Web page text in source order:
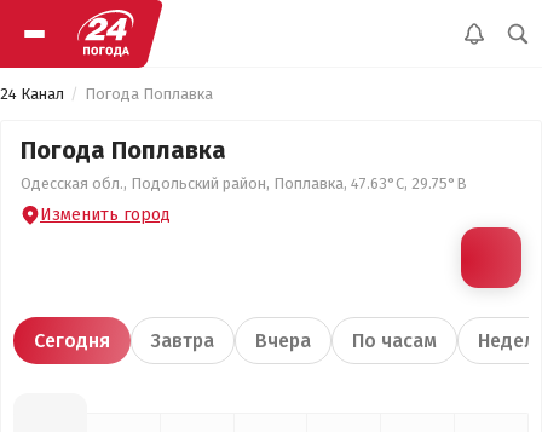
24 Канал Погода Поплавка
Погода Поплавка
Одесская обл., Подольский район, Поплавка, 47.63°С, 29.75°В
Изменить город
Сегодня Завтра Вчера По часам